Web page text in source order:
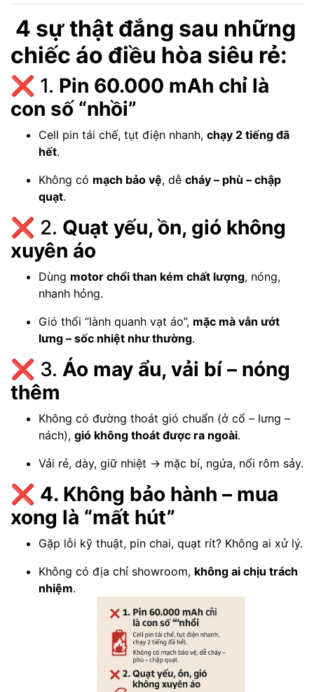
4 sự thật đắng sau những
chiếc áo điều hòa siêu rẻ:
❌ 1. Pin 60.000 mAh chỉ là
con số “nhồi”
Cell pin tái chế, tụt điện nhanh, chạy 2 tiếng đã
hết.
Không có mạch bảo vệ, dễ cháy – phù – chập
quạt.
❌ 2. Quạt yếu, ồn, gió không
xuyên áo
Dùng motor chổi than kém chất lượng, nóng,
nhanh hỏng.
Gió thổi “lành quanh vạt áo”, mặc mà vẫn ướt
lưng – sốc nhiệt như thường.
❌ 3. Áo may ẩu, vải bí – nóng
thêm
Không có đường thoát gió chuẩn (ở cổ – lưng –
nách), gió không thoát được ra ngoài.
Vải rẻ, dày, giữ nhiệt → mặc bí, ngứa, nổi rôm sảy.
❌ 4. Không bảo hành – mua
xong là “mất hút”
Gặp lỗi kỹ thuật, pin chai, quạt rít? Không ai xử lý.
Không có địa chỉ showroom, không ai chịu trách
nhiệm.